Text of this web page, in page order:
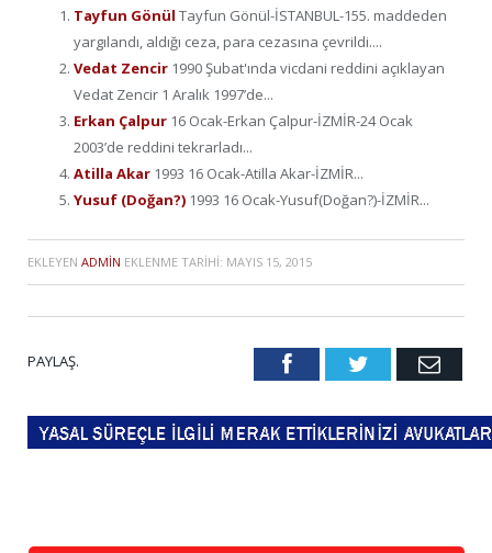
Tayfun Gönül Tayfun Gönül-İSTANBUL-155. maddeden
yargılandı, aldığı ceza, para cezasına çevrildi....
Vedat Zencir 1990 Şubat'ında vicdani reddini açıklayan
Vedat Zencir 1 Aralık 1997’de...
Erkan Çalpur 16 Ocak-Erkan Çalpur-İZMİR-24 Ocak
2003’de reddini tekrarladı...
Atilla Akar 1993 16 Ocak-Atilla Akar-İZMİR...
Yusuf (Doğan?) 1993 16 Ocak-Yusuf(Doğan?)-İZMİR...
EKLEYEN ADMIN EKLENME TARIHI: MAYIS 15, 2015
PAYLAŞ. FacebookTwitter Email